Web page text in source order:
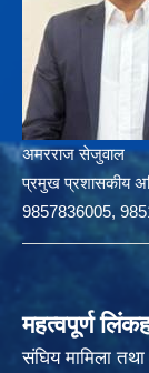
अमरराज सेजुवाल
प्रमुख प्रशासकीय
9857836005,
महत्वपूर्ण
संघिय मामिला